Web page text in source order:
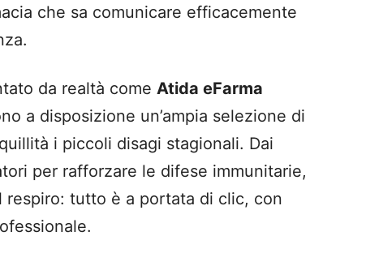
che sa comunicare efficacemente
da realtà come Atida eFarma
a disposizione un’ampia selezione di
i piccoli disagi stagionali. Dai
per rafforzare le difese immunitarie,
tutto è a portata di clic, con